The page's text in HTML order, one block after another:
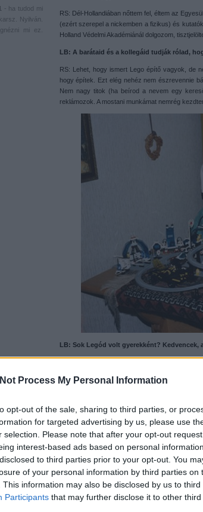
Process My Personal Information
opt-out of the sale, sharing to third parties, or
for targeted advertising by us, please use
selection. Please note that after your opt-out
interest-based ads based on personal
to third parties prior to your opt-out. You
of your personal information by third parties on
This information may also be disclosed by us to
Participants that may further disclose it to other third
- ha tudod mi
Nyilván.
mi ez.
nem tudod
kattints!
RS: Dél-Hollandiában nőttem fel, éltem az
(ezért szerepel a nickemben a fizikus) és
Holland Védelmi Akadémiánál dolgozom,
LB: A barátaid és a kollegáid tudják rólad,
RS: Lehet, hogy ismert Lego építő vagyok, de
hogy építek. Ezt elég nehéz nem észrevennie
Nem nagy titok (ha beírod a nevem egy
reklámozok. A mostani munkámat nemrég
LB: Sok Legód volt gyerekként? Kedvencek,
RS: Amióta az eszemet tudom, gyűjtöm a
lehet, hogy meglepődsz, de rengeteg űrhajós
készletem aStardefender 200(6932) volt. Ami
(5580). Emlékszem, 1986 elején láttam egy